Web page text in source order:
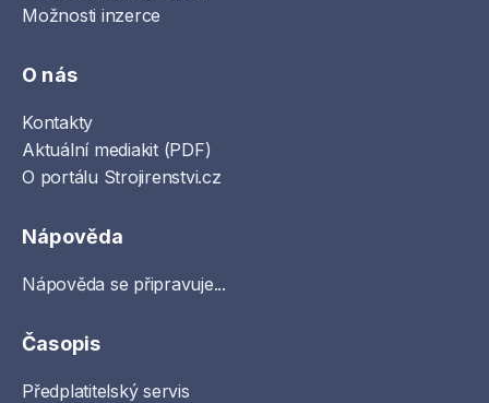
Možnosti inzerce
O nás
Kontakty
Aktuální mediakit (PDF)
O portálu Strojirenstvi.cz
Nápověda
Nápověda se připravuje...
Časopis
Předplatitelský servis